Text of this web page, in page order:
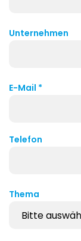
Unternehmen
E-Mail *
Telefon
Thema